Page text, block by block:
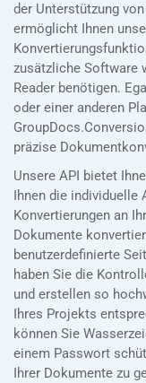
der Unterstützung
ermöglicht Ihnen
zusätzliche Software
Reader benötigen.
oder einer anderen
präzise
Unsere API bietet
Ihnen die individuelle
Konvertierungen an
Dokumente
benutzerdefinierte
haben Sie die
und erstellen so
Ihres Projekts
können Sie
einem Passwort
Ihrer Dokumente zu